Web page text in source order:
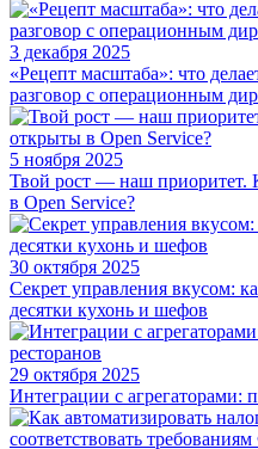
3 декабря 2025
«Рецепт масштаба»: что
разговор с операционным
5 ноября 2025
Твой рост — наш приоритет.
в Open Service?
30 октября 2025
Секрет управления вкусом:
десятки кухонь и шефов
29 октября 2025
Интеграции с агрегаторами: